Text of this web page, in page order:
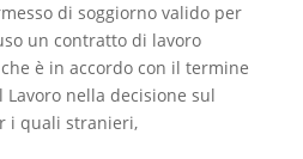
di soggiorno valido per
un contratto di lavoro
è in accordo con il termine
Lavoro nella decisione sul
i quali stranieri,